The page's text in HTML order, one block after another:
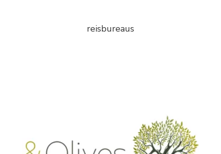
reisbureaus